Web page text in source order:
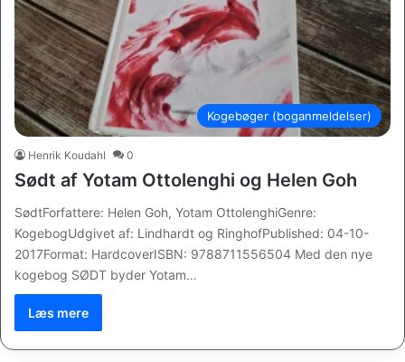
Kogebøger (boganmeldelser)
Henrik Koudahl 0
Sødt af Yotam Ottolenghi og Helen Goh
SødtForfattere: Helen Goh, Yotam OttolenghiGenre:
KogebogUdgivet af: Lindhardt og RinghofPublished: 04-10-
2017Format: HardcoverISBN: 9788711556504 Med den nye
kogebog SØDT byder Yotam…
Læs mere